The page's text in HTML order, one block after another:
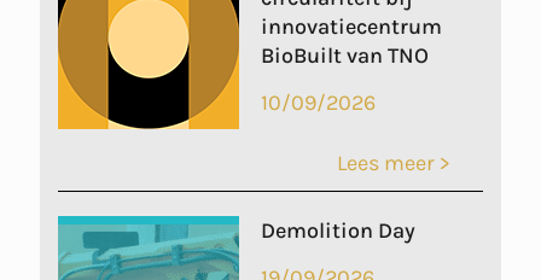
innovatiecentrum
BioBuilt van TNO
10/09/2026
Lees meer >
Demolition Day